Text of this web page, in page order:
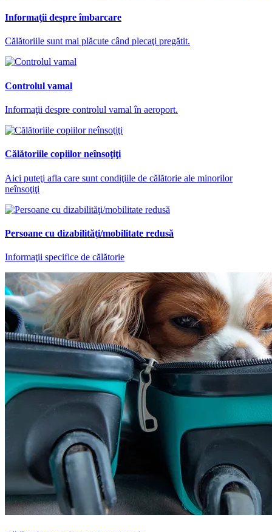
Informaţii despre îmbarcare
Călătoriile sunt mai plăcute când plecaţi pregătit.
Controlul vamal
Informaţii despre controlul vamal în aeroport.
Călătoriile copiilor neînsoţiţi
Aici puteţi afla care sunt condiţiile de călătorie ale minorilor
neînsoţiţi
Persoane cu dizabilităţi/mobilitate redusă
Informaţii specifice de călătorie